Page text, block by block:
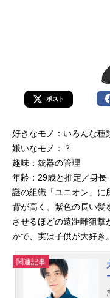
ポスト
好きなモノ：いろんな種
嫌いなモノ：？
趣味：銃器の管理
年齢：29歳と推定／身長
謎の組織「ユニオン」に
背が高く、紫色の長い髪
させるほどの遠距離狙撃
かで、実は子供が大好き。
関連記事